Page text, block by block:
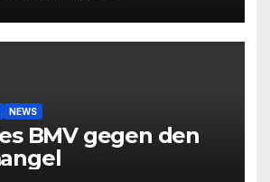
NEWS
BMV gegen den